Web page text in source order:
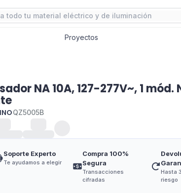
Proyectos
NA 10A, 127-277V~, 1 mód.
QZ5005B
Soporte Experto
Te ayudamos a elegir
Compra 100%
Segura
Transacciones
cifradas
Hasta
riesgo